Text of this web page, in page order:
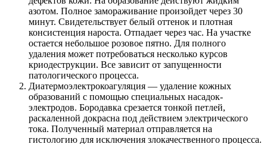
азотом. Полное замораживание произойдет через 30
минут. Свидетельствует белый оттенок и плотная
консистенция нароста. Отпадает через час. На участке
остается небольшое розовое пятно. Для полного
удаления может потребоваться несколько курсов
криодеструкции. Все зависит от запущенности
патологического процесса.
Диатермоэлектрокоагуляция — удаление кожных
образований с помощью специальных насадок-
электродов. Бородавка срезается тонкой петлей,
раскаленной докрасна под действием электрического
тока. Полученный материал отправляется на
гистологию для исключения злокачественного процесса.